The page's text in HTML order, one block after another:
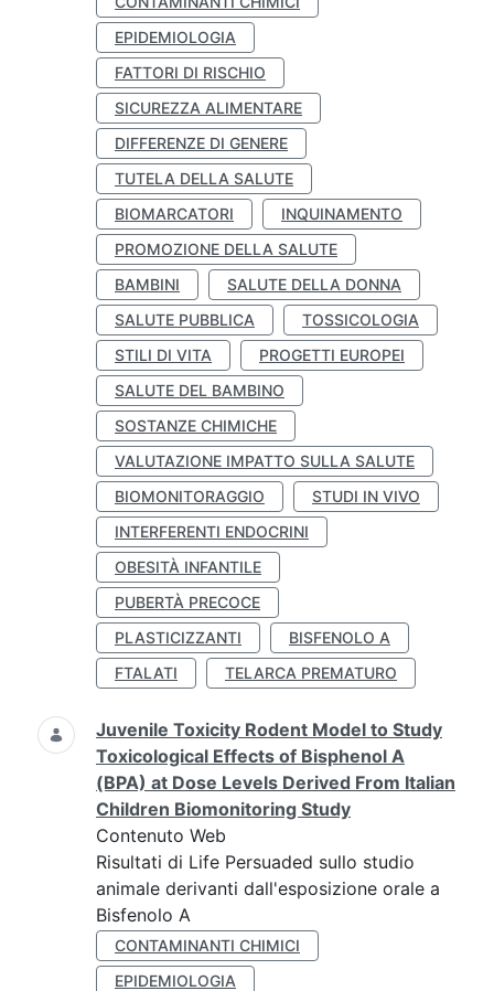
EPIDEMIOLOGIA
FATTORI DI RISCHIO
SICUREZZA ALIMENTARE
DIFFERENZE DI GENERE
TUTELA DELLA SALUTE
BIOMARCATORI
INQUINAMENTO
PROMOZIONE DELLA SALUTE
BAMBINI
SALUTE DELLA DONNA
SALUTE PUBBLICA
TOSSICOLOGIA
STILI DI VITA
PROGETTI EUROPEI
SALUTE DEL BAMBINO
SOSTANZE CHIMICHE
VALUTAZIONE IMPATTO SULLA SALUTE
BIOMONITORAGGIO
STUDI IN VIVO
INTERFERENTI ENDOCRINI
OBESITÀ INFANTILE
PUBERTÀ PRECOCE
PLASTICIZZANTI
BISFENOLO A
FTALATI
TELARCA PREMATURO
Juvenile Toxicity Rodent Model to Study
Toxicological Effects of Bisphenol A
(BPA) at Dose Levels Derived From Italian
Children Biomonitoring Study
Contenuto Web
Risultati di Life Persuaded sullo studio
animale derivanti dall'esposizione orale a
Bisfenolo A
CONTAMINANTI CHIMICI
EPIDEMIOLOGIA